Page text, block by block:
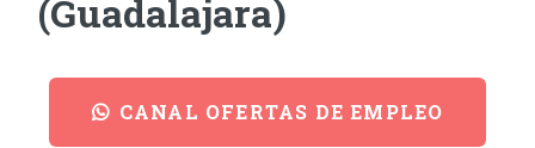
(Guadalajara)
CANAL OFERTAS DE EMPLEO